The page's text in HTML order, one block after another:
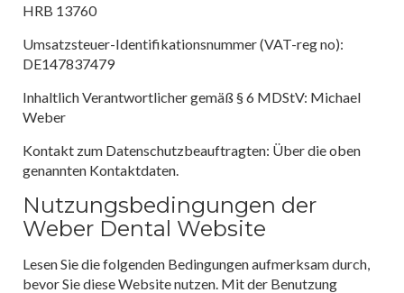
HRB 13760
Umsatzsteuer-Identifikationsnummer (VAT-reg no):
DE147837479
Inhaltlich Verantwortlicher gemäß § 6 MDStV: Michael
Weber
Kontakt zum Datenschutzbeauftragten: Über die oben
genannten Kontaktdaten.
Nutzungsbedingungen der
Weber Dental Website
Lesen Sie die folgenden Bedingungen aufmerksam durch,
bevor Sie diese Website nutzen. Mit der Benutzung